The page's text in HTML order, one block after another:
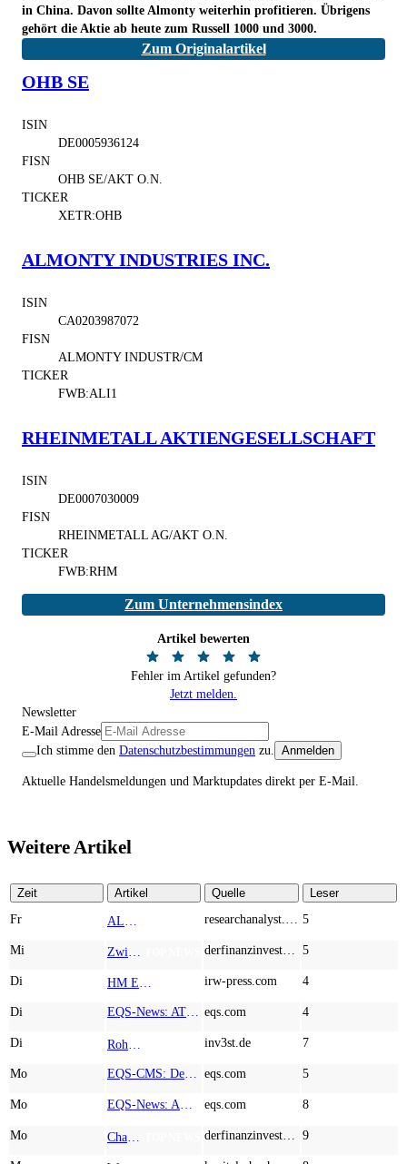
in China. Davon sollte Almonty weiterhin profitieren. Übrigens
gehört die Aktie ab heute zum Russell 1000 und 3000.
Zum Originalartikel
OHB SE
ISIN
DE0005936124
FISN
OHB SE/AKT O.N.
TICKER
XETR:OHB
ALMONTY INDUSTRIES INC.
ISIN
CA0203987072
FISN
ALMONTY INDUSTR/CM
TICKER
FWB:ALI1
RHEINMETALL AKTIENGESELLSCHAFT
ISIN
DE0007030009
FISN
RHEINMETALL AG/AKT O.N.
TICKER
FWB:RHM
Zum Unternehmensindex
Artikel bewerten
Fehler im Artikel gefunden?
Jetzt melden.
Newsletter
E-Mail Adresse
Ich stimme den Datenschutzbestimmungen zu. Anmelden
Aktuelle Handelsmeldungen und Marktupdates direkt per E-Mail.
Weitere Artikel
Zeit Artikel Quelle
Leser
Fr
5
Mi 5
Di irw-press.com 4
Di eqs.com 4
Di inv3st.de 7
Mo eqs.com 5
Mo eqs.com 8
Mo 9